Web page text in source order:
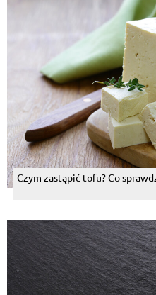
Czym zastąpić tofu? Co